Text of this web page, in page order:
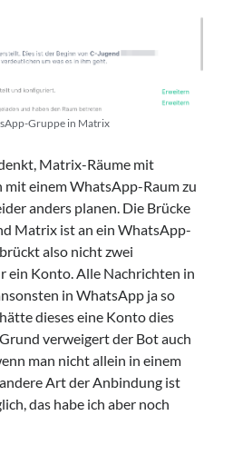
Gruppe in Matrix
Matrix-Räume mit
einem WhatsApp-Raum zu
anders planen. Die Brücke
Matrix ist an ein WhatsApp-
also nicht zwei
ein Konto. Alle Nachrichten in
in WhatsApp ja so
dieses eine Konto dies
verweigert der Bot auch
man nicht allein in einem
Art der Anbindung ist
das habe ich aber noch